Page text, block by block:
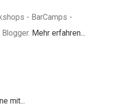
- BarCamps -
Mehr erfahren...
mit...